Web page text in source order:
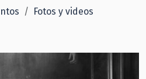
Fotos y videos